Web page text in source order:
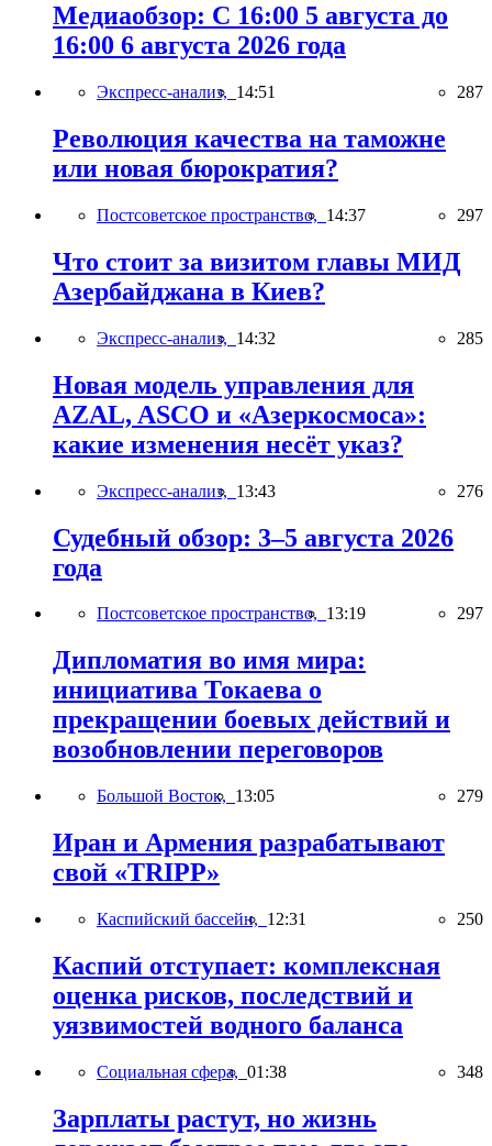
Медиаобзор: С 16:00 5 августа до
16:00 6 августа 2026 года
Экспресс-анализ, 14:51 287
Революция качества на таможне
или новая бюрократия?
Постсоветское пространство, 14:37 297
Что стоит за визитом главы МИД
Азербайджана в Киев?
Экспресс-анализ, 14:32 285
Новая модель управления для
AZAL, ASCO и «Азеркосмоса»:
какие изменения несёт указ?
Экспресс-анализ, 13:43 276
Судебный обзор: 3–5 августа 2026
года
Постсоветское пространство, 13:19 297
Дипломатия во имя мира:
инициатива Токаева о
прекращении боевых действий и
возобновлении переговоров
Большой Восток, 13:05 279
Иран и Армения разрабатывают
свой «TRIPP»
Каспийский бассейн, 12:31 250
Каспий отступает: комплексная
оценка рисков, последствий и
уязвимостей водного баланса
Социальная сфера, 01:38 348
Зарплаты растут, но жизнь